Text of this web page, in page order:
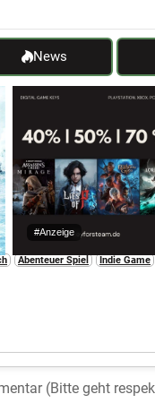
News
#Anzeige
Abenteuer Spiel Indie Game